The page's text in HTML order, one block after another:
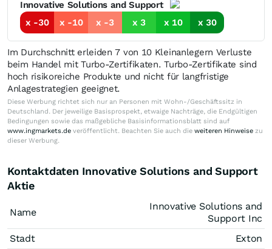
Innovative Solutions and Support
x -30
x -10 x -3 x 3 x 10 x 30
Im Durchschnitt erleiden 7 von 10 Kleinanlegern Verluste
beim Handel mit Turbo-Zertifikaten. Turbo-Zertifikate sind
hoch risikoreiche Produkte und nicht für langfristige
Anlagestrategien geeignet.
Diese Werbung richtet sich nur an Personen mit Wohn-/Geschäftssitz in
Deutschland. Der jeweilige Basisprospekt, etwaige Nachträge, die Endgültigen
Bedingungen sowie das maßgebliche Basisinformationsblatt sind auf
www.ingmarkets.de veröffentlicht. Beachten Sie auch die weiteren Hinweise zu
dieser Werbung.
Kontaktdaten Innovative Solutions and Support
Aktie
Name
Innovative Solutions and
Support Inc
Stadt
Exton